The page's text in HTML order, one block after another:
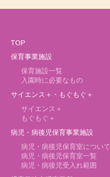
TOP
保育事業施設
保育施設一覧
入園時に必要なもの
サイエンス＋・もぐもぐ＋
サイエンス＋
もぐもぐ＋
病児・病後児保育事業施設
病児・病後児保育室について
病児・病後児保育室一覧
病児・病後児受入れ範囲